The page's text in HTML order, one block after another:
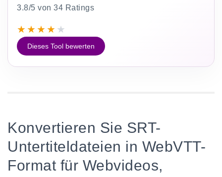
3.8/5 von 34 Ratings
★★★★ ★
Dieses Tool bewerten
Konvertieren Sie SRT-
Untertiteldateien in WebVTT-
Format für Webvideos,